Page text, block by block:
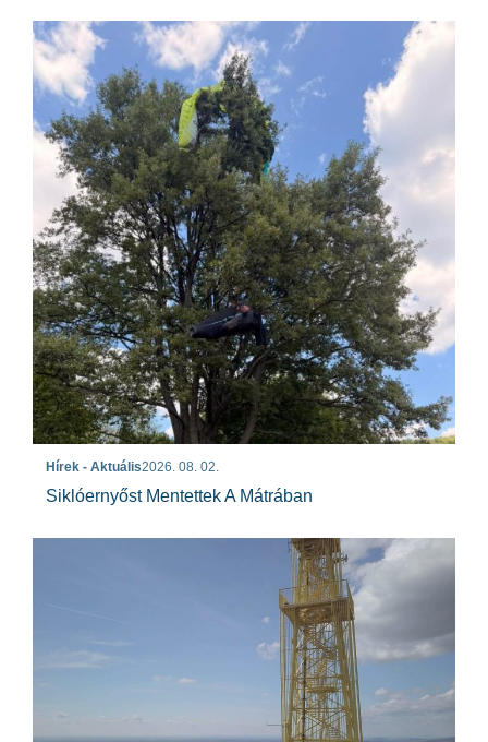
Hírek - Aktuális2026. 08. 02.
Siklóernyőst Mentettek A Mátrában